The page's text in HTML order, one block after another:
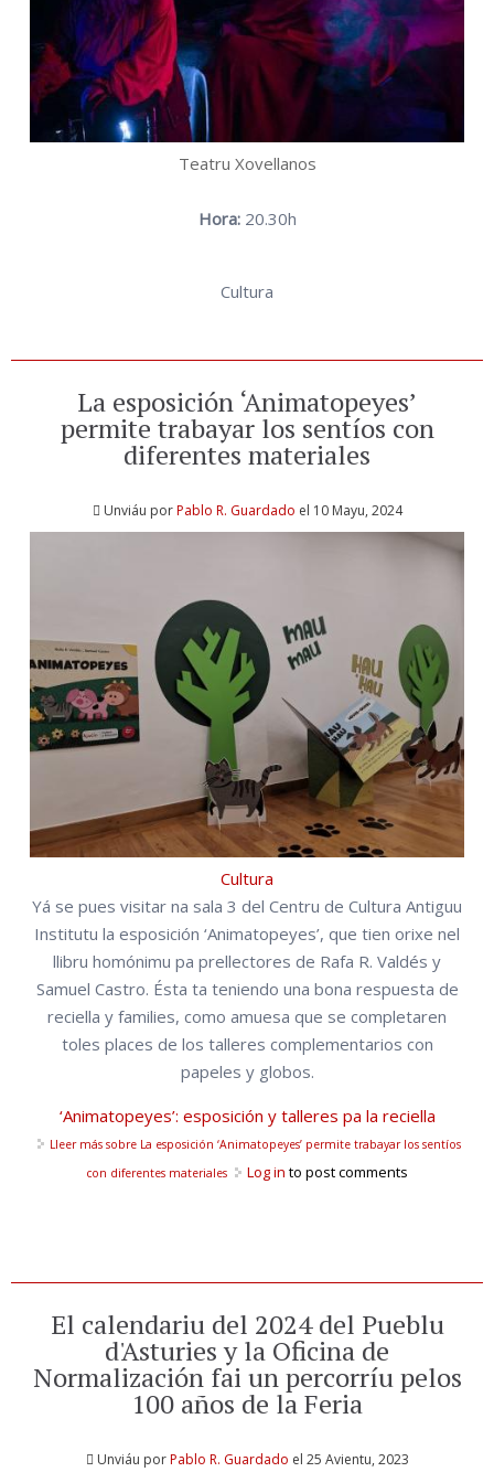
Teatru Xovellanos
Hora:20.30h
Cultura
La esposición ‘Animatopeyes’
permite trabayar los sentíos con
diferentes materiales
Unviáu porPablo R. Guardado el 10 Mayu, 2024
Cultura
Yá se pues visitar na sala 3 del Centru de Cultura Antiguu
Institutu la esposición ‘Animatopeyes’, que tien orixe nel
llibru homónimu pa prellectores de Rafa R. Valdés y
Samuel Castro. Ésta ta teniendo una bona respuesta de
reciella y families, como amuesa que se completaren
toles places de los talleres complementarios con
papeles y globos.
‘Animatopeyes’: esposición y talleres pa la reciella
Lleer más sobre La esposición ‘Animatopeyes’ permite trabayar los sentíos
con diferentes materiales
Log in to post comments
El calendariu del 2024 del Pueblu
d'Asturies y la Oficina de
Normalización fai un percorríu pelos
100 años de la Feria
Unviáu porPablo R. Guardado el 25 Avientu, 2023